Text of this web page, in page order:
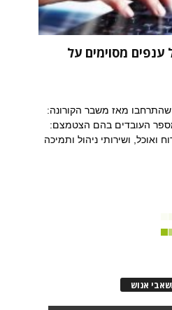
מסוימים על
מאז משבר הקורונה:
העובדים בהם הצטמצם:
ואוכל, ושירותי ניהול ותמיכה
אנוש